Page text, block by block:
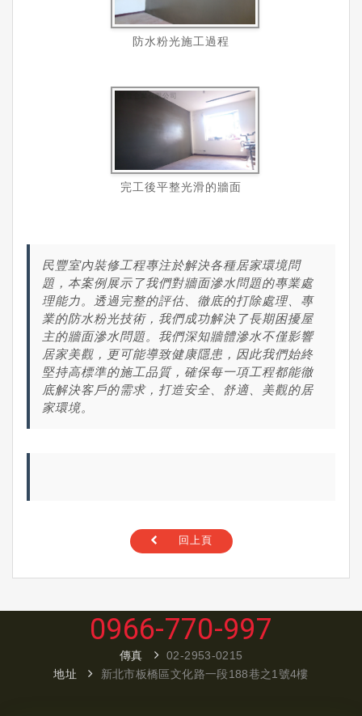
防水粉光施工過程
完工後平整光滑的牆面
民豐室內裝修工程專注於解決各種居家環境問
題，本案例展示了我們對牆面滲水問題的專業處
理能力。透過完整的評估、徹底的打除處理、專
業的防水粉光技術，我們成功解決了長期困擾屋
主的牆面滲水問題。我們深知牆體滲水不僅影響
居家美觀，更可能導致健康隱患，因此我們始終
堅持高標準的施工品質，確保每一項工程都能徹
底解決客戶的需求，打造安全、舒適、美觀的居
家環境。
回上頁
0966-770-997
傳真
02-2953-0215
地址
新北市板橋區文化路一段188巷之1號4樓